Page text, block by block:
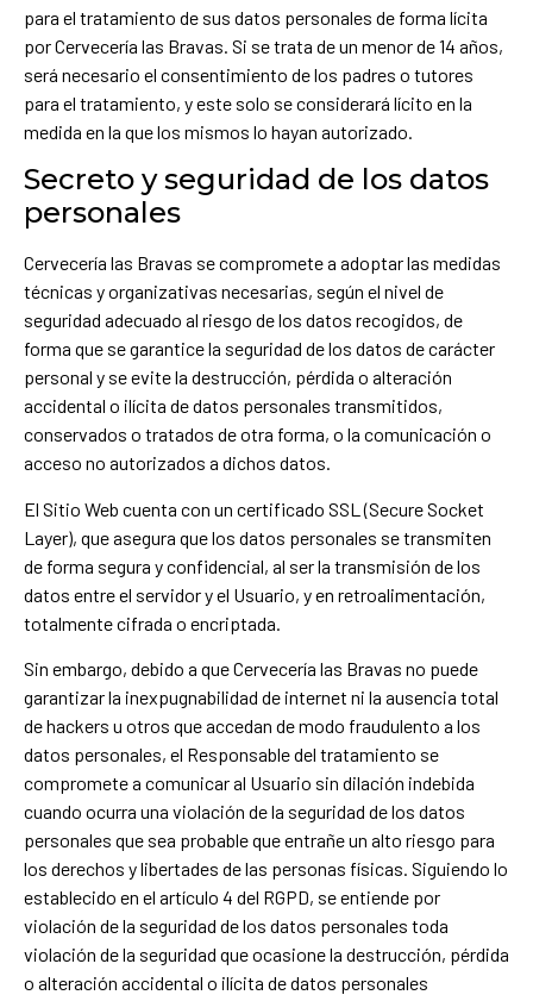
para el tratamiento de sus datos personales de forma lícita
por Cervecería las Bravas. Si se trata de un menor de 14 años,
será necesario el consentimiento de los padres o tutores
para el tratamiento, y este solo se considerará lícito en la
medida en la que los mismos lo hayan autorizado.
Secreto y seguridad de los datos
personales
Cervecería las Bravas se compromete a adoptar las medidas
técnicas y organizativas necesarias, según el nivel de
seguridad adecuado al riesgo de los datos recogidos, de
forma que se garantice la seguridad de los datos de carácter
personal y se evite la destrucción, pérdida o alteración
accidental o ilícita de datos personales transmitidos,
conservados o tratados de otra forma, o la comunicación o
acceso no autorizados a dichos datos.
El Sitio Web cuenta con un certificado SSL (Secure Socket
Layer), que asegura que los datos personales se transmiten
de forma segura y confidencial, al ser la transmisión de los
datos entre el servidor y el Usuario, y en retroalimentación,
totalmente cifrada o encriptada.
Sin embargo, debido a que Cervecería las Bravas no puede
garantizar la inexpugnabilidad de internet ni la ausencia total
de hackers u otros que accedan de modo fraudulento a los
datos personales, el Responsable del tratamiento se
compromete a comunicar al Usuario sin dilación indebida
cuando ocurra una violación de la seguridad de los datos
personales que sea probable que entrañe un alto riesgo para
los derechos y libertades de las personas físicas. Siguiendo lo
establecido en el artículo 4 del RGPD, se entiende por
violación de la seguridad de los datos personales toda
violación de la seguridad que ocasione la destrucción, pérdida
o alteración accidental o ilícita de datos personales